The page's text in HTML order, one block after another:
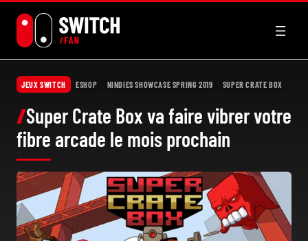
contenu
JEUX SWITCH ESHOP NINDIES SHOWCASE SPRING 2019 SUPER CRATE BOX
Super Crate Box va faire vibrer votre
fibre arcade le mois prochain